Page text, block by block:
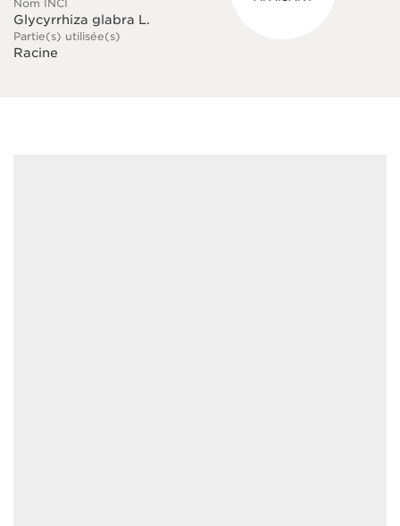
Nom INCI
Glycyrrhiza glabra L.
Partie(s) utilisée(s)
Racine